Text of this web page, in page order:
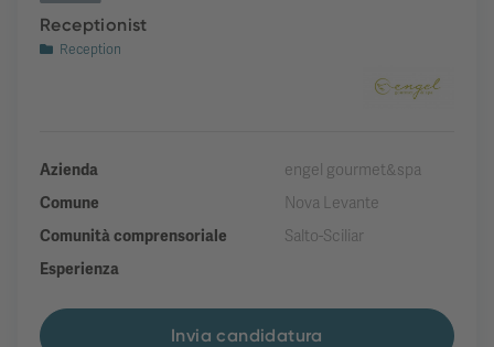
Receptionist
Reception
Azienda
engel gourmet&spa
Comune
Nova Levante
Comunità comprensoriale
Salto-Sciliar
Esperienza
Invia candidatura